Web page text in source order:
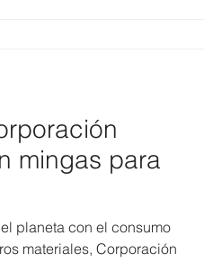
mingas para
planeta con el consumo
materiales, Corporación